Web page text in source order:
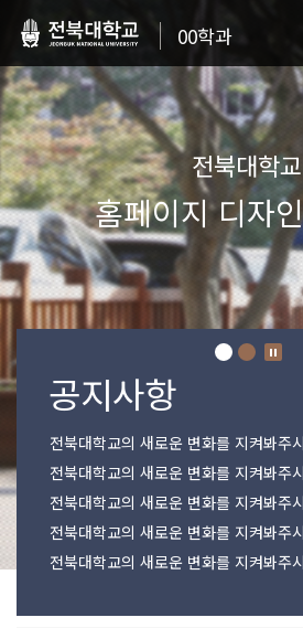
00학과
전북대학교
홈페이지 디자